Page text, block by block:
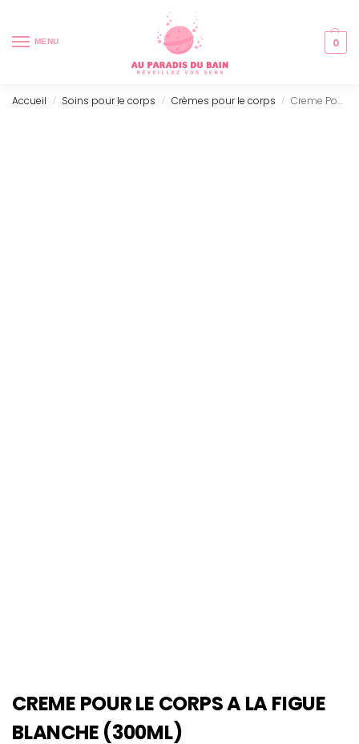
MENU 0
Accueil / Soins pour le corps / Crèmes pour le corps / Creme Pour Le Corps A La Figue Blanche (300ml)
CREME POUR LE CORPS A LA FIGUE
BLANCHE (300ML)